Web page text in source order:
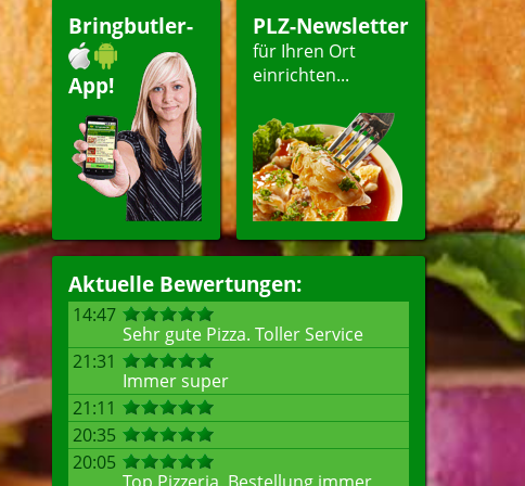
Bringbutler-
App!
PLZ-Newsletter
für Ihren Ort
einrichten...
Aktuelle Bewertungen:
14:47
Sehr gute Pizza. Toller Service
21:31
Immer super
21:11
20:35
20:05